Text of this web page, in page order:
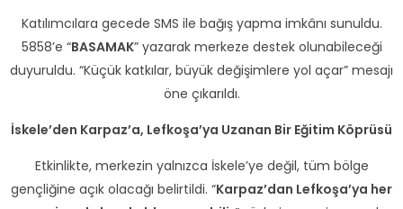
Katılımcılara gecede SMS ile bağış yapma imkânı sunuldu.
5858’e “BASAMAK” yazarak merkeze destek olunabileceği
duyuruldu. “Küçük katkılar, büyük değişimlere yol açar” mesajı
öne çıkarıldı.
İskele’den Karpaz’a, Lefkoşa’ya Uzanan Bir Eğitim Köprüsü
Etkinlikte, merkezin yalnızca İskele’ye değil, tüm bölge
gençliğine açık olacağı belirtildi. “Karpaz’dan Lefkoşa’ya her